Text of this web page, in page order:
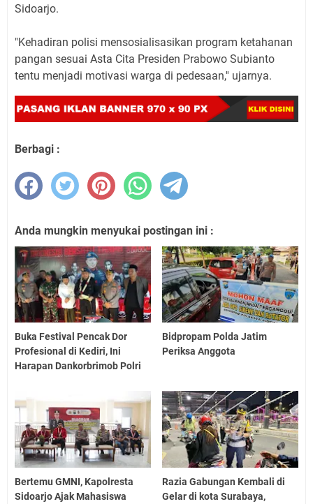
Sidoarjo.
"Kehadiran polisi mensosialisasikan program ketahanan
pangan sesuai Asta Cita Presiden Prabowo Subianto
tentu menjadi motivasi warga di pedesaan,'' ujarnya.
Berbagi :
Anda mungkin menyukai postingan ini :
Buka Festival Pencak Dor
Profesional di Kediri, Ini
Harapan Dankorbrimob Polri
Bidpropam Polda Jatim
Periksa Anggota
Bertemu GMNI, Kapolresta
Sidoarjo Ajak Mahasiswa
Razia Gabungan Kembali di
Gelar di kota Surabaya,